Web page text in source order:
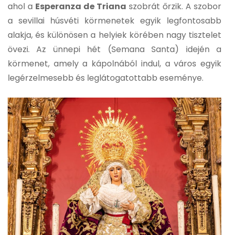
ahol a Esperanza de Triana szobrát őrzik. A szobor
a sevillai húsvéti körmenetek egyik legfontosabb
alakja, és különösen a helyiek körében nagy tisztelet
övezi. Az ünnepi hét (Semana Santa) idején a
körmenet, amely a kápolnából indul, a város egyik
legérzelmesebb és leglátogatottabb eseménye.